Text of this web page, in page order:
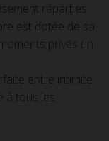
réparties
est dotée de sa
privés un
entre intimité
tous les